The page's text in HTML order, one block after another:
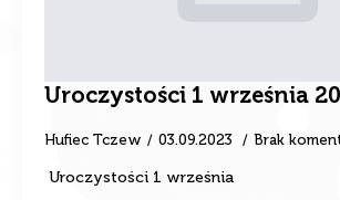
Uroczystości 1 września
Hufiec Tczew 03.09.2023 Brak
Uroczystości 1 września